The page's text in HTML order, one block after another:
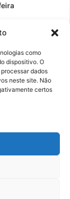
como
dispositivo. O
dados
neste site. Não
certos
do IDEB no
por: